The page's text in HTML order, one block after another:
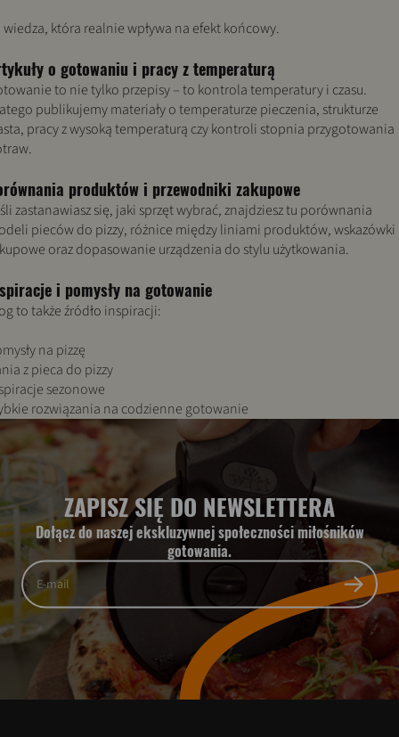
wiedza, która realnie wpływa na efekt końcowy.
o gotowaniu i pracy z temperaturą
to nie tylko przepisy – to kontrola temperatury i czasu.
publikujemy materiały o temperaturze pieczenia, strukturze
pracy z wysoką temperaturą czy kontroli stopnia przygotowania
produktów i przewodniki zakupowe
zastanawiasz się, jaki sprzęt wybrać, znajdziesz tu porównania
pieców do pizzy, różnice między liniami produktów, wskazówki
oraz dopasowanie urządzenia do stylu użytkowania.
i pomysły na gotowanie
to także źródło inspiracji:
na pizzę
z pieca do pizzy
sezonowe
rozwiązania na codzienne gotowanie
ZAPISZ SIĘ DO NEWSLETTERA
Dołącz do naszej ekskluzywnej społeczności miłośników
gotowania.